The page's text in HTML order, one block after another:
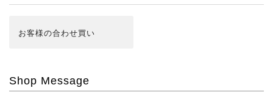
お客様の合わせ買い
Shop Message